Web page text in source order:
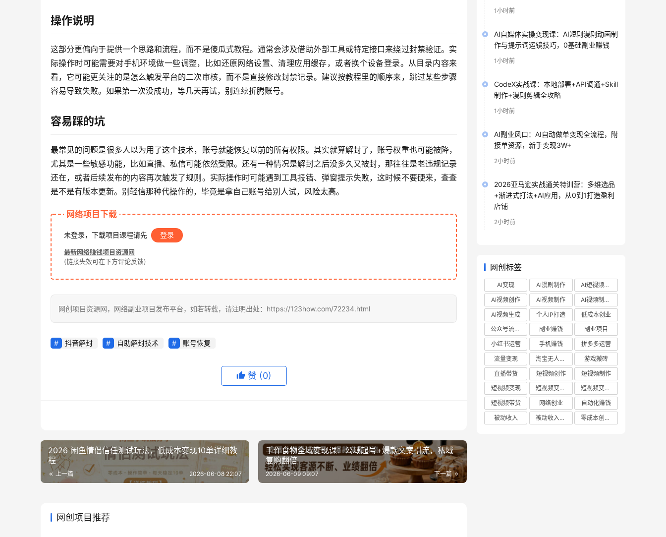
操作说明
这部分更偏向于提供一个思路和流程，而不是傻瓜式教程。通常会涉及借助外部工具或特定接口来绕过封禁验证。实
际操作时可能需要对手机环境做一些调整，比如还原网络设置、清理应用缓存，或者换个设备登录。从目录内容来
看，它可能更关注的是怎么触发平台的二次审核，而不是直接修改封禁记录。建议按教程里的顺序来，跳过某些步骤
容易导致失败。如果第一次没成功，等几天再试，别连续折腾账号。
容易踩的坑
最常见的问题是很多人以为用了这个技术，账号就能恢复以前的所有权限。其实就算解封了，账号权重也可能被降，
尤其是一些敏感功能，比如直播、私信可能依然受限。还有一种情况是解封之后没多久又被封，那往往是老违规记录
还在，或者后续发布的内容再次触发了规则。实际操作时可能遇到工具报错、弹窗提示失败，这时候不要硬来，查查
是不是有版本更新。别轻信那种代操作的，毕竟是拿自己账号给别人试，风险太高。
网络项目下载
未登录，下载项目课程请先 登录
最新网络赚钱项目资源网
(链接失效可在下方评论反馈)
网创项目资源网，网络副业项目发布平台，如若转载，请注明出处：https://123how.com/72234.html
抖音解封 自助解封技术 账号恢复
赞 (0)
2026 闲鱼情侣信任测试玩法，低成本变现10单详细教
程
上一篇 2026-06-08 22:07
手作食物全域变现课：公域起号+爆款文案引流，私域
复购翻倍
下一篇
2026-06-09 09:07
网创项目推荐
1小时前
AI自媒体实操变现课：AI短剧漫剧动画制
作与提示词运镜技巧，0基础副业赚钱
1小时前
CodeX实战课：本地部署+API调通+Skill
制作+漫剧剪辑全攻略
1小时前
AI副业风口：AI自动做单变现全流程，附
接单资源，新手变现3W+
2小时前
2026亚马逊实战通关特训营：多维选品
+渐进式打法+AI应用，从0到1打造盈利
店铺
2小时前
网创标签
AI变现 AI漫剧制作
AI短视频制作
AI视频创作
AI视频制作
AI视频制作教程
AI视频生成
个人IP打造
低成本创业
公众号流量主
副业赚钱
副业项目
小红书运营
手机赚钱
拼多多运营
流量变现
淘宝无人直播
游戏搬砖
直播带货
短视频创作
短视频制作
短视频变现
短视频变现技巧
短视频变现方法
短视频带货
网络创业
自动化赚钱
被动收入
被动收入项目 零成本创业项目